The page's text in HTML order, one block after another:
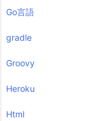
Go言語
gradle
Groovy
Heroku
Html